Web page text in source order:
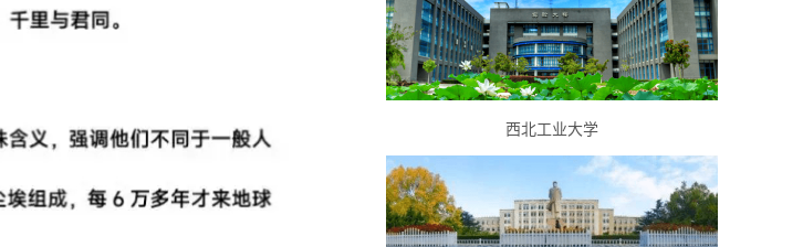
西北工业大学